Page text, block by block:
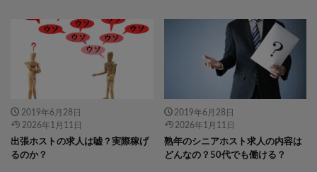
" data-layzr="
" class="attachment-
icatch375 size-icatch375 wp-post-
image" alt="" />
2019年6月28日
2026年1月11日
出張ホストの求人は嘘？実際稼げ
るのか？
" class="attachment-
icatch375 size-icatch375 wp-post-
2019年6月28日
2026年1月11日
熟年のシニアホスト求人の内容は
どんなの？50代でも働ける？